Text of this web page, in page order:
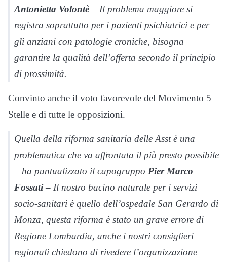
Antonietta Volontè– Il problema maggiore si
registra soprattutto per i pazienti psichiatrici e per
gli anziani con patologie croniche, bisogna
garantire la qualità dell’offerta secondo il principio
di prossimità.
Convinto anche il voto favorevole del Movimento 5
Stelle e di tutte le opposizioni.
Quella della riforma sanitaria delle Asst è una
problematica che va affrontata il più presto possibile
– ha puntualizzato il capogruppo Pier Marco
Fossati– Il nostro bacino naturale per i servizi
socio-sanitari è quello dell’ospedale San Gerardo di
Monza, questa riforma è stato un grave errore di
Regione Lombardia, anche i nostri consiglieri
regionali chiedono di rivedere l’organizzazione